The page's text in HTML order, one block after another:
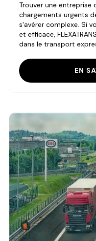
Trouver une
chargements urgents
s'avérer complexe. Si
et efficace,
dans le transport
EN